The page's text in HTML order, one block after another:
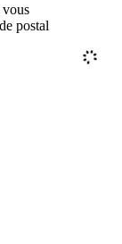
vous
postal